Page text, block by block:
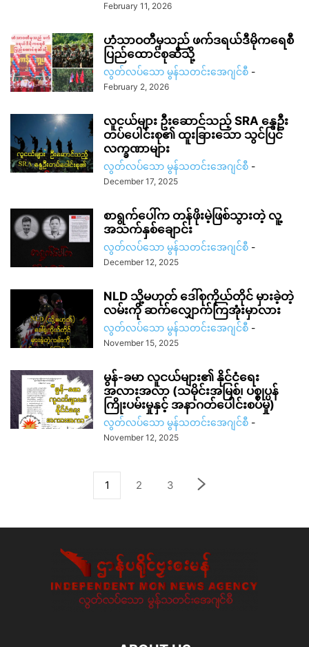
February 11, 2026
ဟံသာဝတီမှသည် ဖက်ဒရယ်ဒီမိုကရေစီ
ပြည်ထောင်စုဆီသို့
လွတ်လပ်သော မွန်သတင်းအေဂျင်စီ -
February 2, 2026
လူငယ်များ ဦးဆောင်သည့် SRA နွေဦး
တပ်ပေါင်းစု၏ ထူးခြားသော သွင်ပြင်
လက္ခဏာများ
လွတ်လပ်သော မွန်သတင်းအေဂျင်စီ -
December 17, 2025
စာရွက်ပေါ်က တန်ဖိုးမဲ့ဖြစ်သွားတဲ့ လူ့
အသက်နှစ်ချောင်း
လွတ်လပ်သော မွန်သတင်းအေဂျင်စီ -
December 12, 2025
NLD သို့မဟုတ် ဒေါ်စုကိုယ်တိုင် မှားခဲ့တဲ့
လမ်းကို ဆက်လျှောက်ကြအုံးမှာလား
လွတ်လပ်သော မွန်သတင်းအေဂျင်စီ -
November 15, 2025
မွန်-ခမာ လူငယ်များ၏ နိုင်ငံရေး
အလားအလာ (သမိုင်းအမြစ်၊ ပစ္စုပ္ပန်
ကြိုးပမ်းမှုနှင့် အနာဂတ်ပေါင်းစပ်မှု)
လွတ်လပ်သော မွန်သတင်းအေဂျင်စီ -
November 12, 2025
1 2 3